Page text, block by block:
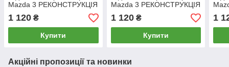
Mazda 3 РЕКОНСТРУКЦІЯ
ВАШОЇ, PP-2194b
1 120 ₴
Купити
Mazda 3 РЕКОНСТРУКЦІЯ
ВАШОЇ, PP-2194b
1 120₴
Купити
1
Акційні пропозиції та новинки